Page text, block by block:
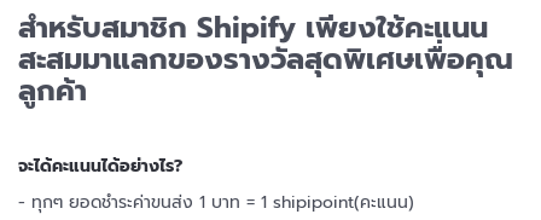
สำหรับสมาชิก Shipify เพียงใช้คะแนน
สะสมมาแลกของรางวัลสุดพิเศษเพื่อคุณ
ลูกค้า
จะได้คะแนนได้อย่างไร?
- ทุกๆ ยอดชำระค่าขนส่ง 1 บาท = 1 shipipoint(คะแนน)